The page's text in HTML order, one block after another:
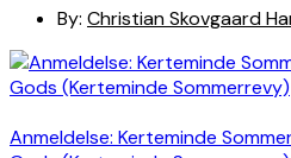
By: Christian Skovgaard
Anmeldelse: Kerteminde